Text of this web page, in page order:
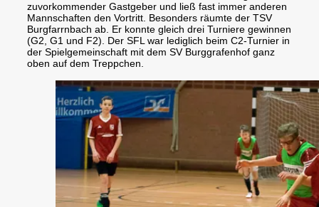
zuvorkommender Gastgeber und ließ fast immer anderen
Mannschaften den Vortritt. Besonders räumte der TSV
Burgfarrnbach ab. Er konnte gleich drei Turniere gewinnen
(G2, G1 und F2). Der SFL war lediglich beim C2-Turnier in
der Spielgemeinschaft mit dem SV Burggrafenhof ganz
oben auf dem Treppchen.